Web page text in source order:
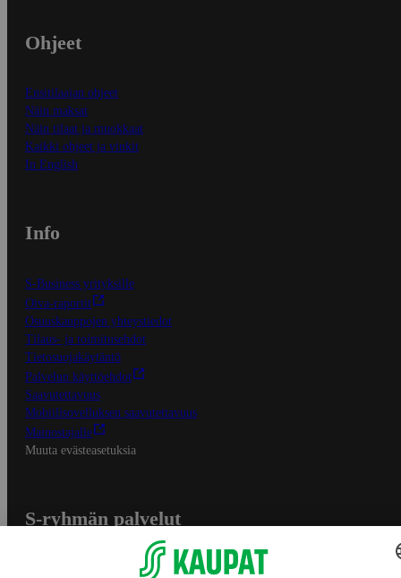
Ohjeet
Ensitilaajan ohjeet
Näin maksat
Näin tilaat ja muokkaat
Kaikki ohjeet ja vinkit
In English
Info
S-Business yrityksille
Oiva-raportit
Osuuskauppojen yhteystiedot
Tilaus- ja toimitusehdot
Tietosuojakäytäntö
Palvelun käyttöehdot
Saavutettavuus
Mobiilisovelluksen saavutettavuus
Mainostajalle
Muuta evästeasetuksia
S-ryhmän palvelut